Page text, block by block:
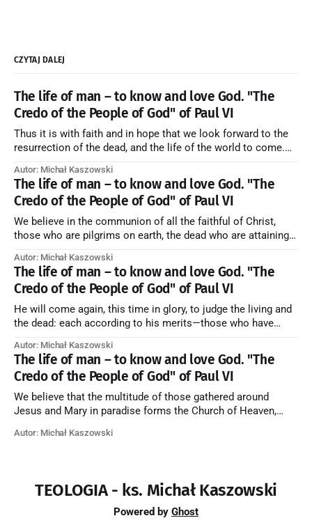
CZYTAJ DALEJ
The life of man – to know and love God. "The
Credo of the People of God" of Paul VI
Thus it is with faith and in hope that we look forward to the
resurrection of the dead, and the life of the world to come.
artykuł w starym serwisie →
Autor: Michał Kaszowski
The life of man – to know and love God. "The
Credo of the People of God" of Paul VI
We believe in the communion of all the faithful of Christ,
those who are pilgrims on earth, the dead who are attaining
forming one Church; and we believe that in this communion
the merciful love of God and His saints is
Autor: Michał Kaszowski
The life of man – to know and love God. "The
Credo of the People of God" of Paul VI
He will come again, this time in glory, to judge the living and
the dead: each according to his merits—those who have
those who have refused them to the end going to the fire that
is not
Autor: Michał Kaszowski
The life of man – to know and love God. "The
Credo of the People of God" of Paul VI
We believe that the multitude of those gathered around
Jesus and Mary in paradise forms the Church of Heaven,
they also, in different degrees, are associated with the holy
Autor: Michał Kaszowski
TEOLOGIA - ks. Michał Kaszowski
Powered by Ghost